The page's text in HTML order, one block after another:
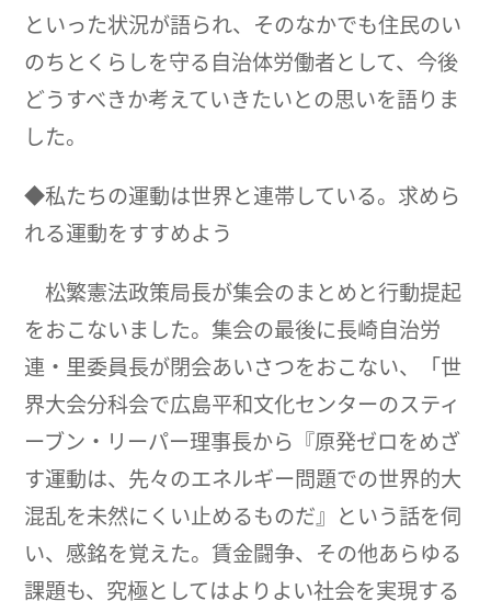
といった状況が語られ、そのなかでも住民のい
のちとくらしを守る自治体労働者として、今後
どうすべきか考えていきたいとの思いを語りま
した。
◆私たちの運動は世界と連帯している。求めら
れる運動をすすめよう
松繁憲法政策局長が集会のまとめと行動提起
をおこないました。集会の最後に長崎自治労
連・里委員長が閉会あいさつをおこない、「世
界大会分科会で広島平和文化センターのスティ
ーブン・リーパー理事長から『原発ゼロをめざ
す運動は、先々のエネルギー問題での世界的大
混乱を未然にくい止めるものだ』という話を伺
い、感銘を覚えた。賃金闘争、その他あらゆる
課題も、究極としてはよりよい社会を実現する